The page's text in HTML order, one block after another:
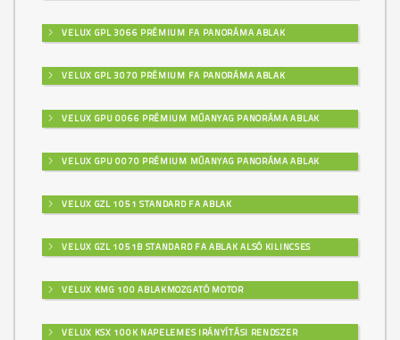
VELUX GPL 3066 PRÉMIUM FA PANORÁMA ABLAK
VELUX GPL 3070 PRÉMIUM FA PANORÁMA ABLAK
VELUX GPU 0066 PRÉMIUM MŰANYAG PANORÁMA ABLAK
VELUX GPU 0070 PRÉMIUM MŰANYAG PANORÁMA ABLAK
VELUX GZL 1051 STANDARD FA ABLAK
VELUX GZL 1051B STANDARD FA ABLAK ALSÓ KILINCSES
VELUX KMG 100 ABLAKMOZGATÓ MOTOR
VELUX KSX 100K NAPELEMES IRÁNYÍTÁSI RENDSZER